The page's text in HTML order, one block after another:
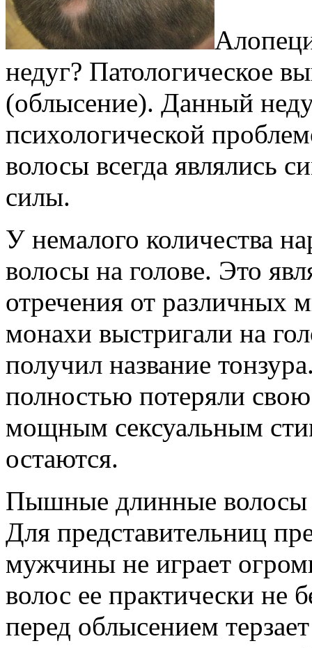
недуг? Патологическое
(облысение). Данный
психологической
волосы всегда являлись
силы.
У немалого количества
волосы на голове. Это
отречения от различных
монахи выстригали на
получил название
полностью потеряли
мощным сексуальным
остаются.
Пышные длинные волосы
Для представительниц
мужчины не играет
волос ее практически не
перед облысением